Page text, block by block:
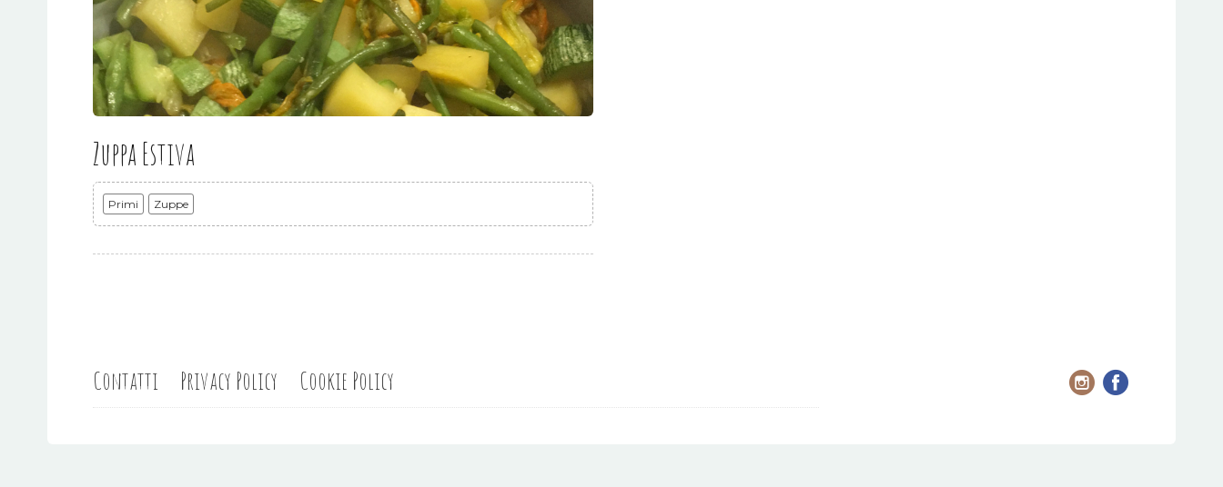
Zuppa Estiva
Primi Zuppe
Contatti Privacy Policy Cookie Policy